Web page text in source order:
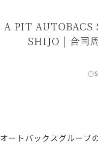
A PIT
SHIJO | 合同
オートバックスグループ